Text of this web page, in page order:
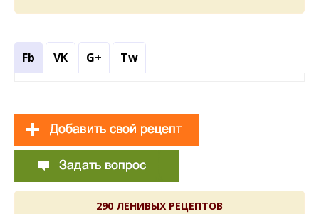
Fb VK G+ Tw
290 ЛЕНИВЫХ РЕЦЕПТОВ